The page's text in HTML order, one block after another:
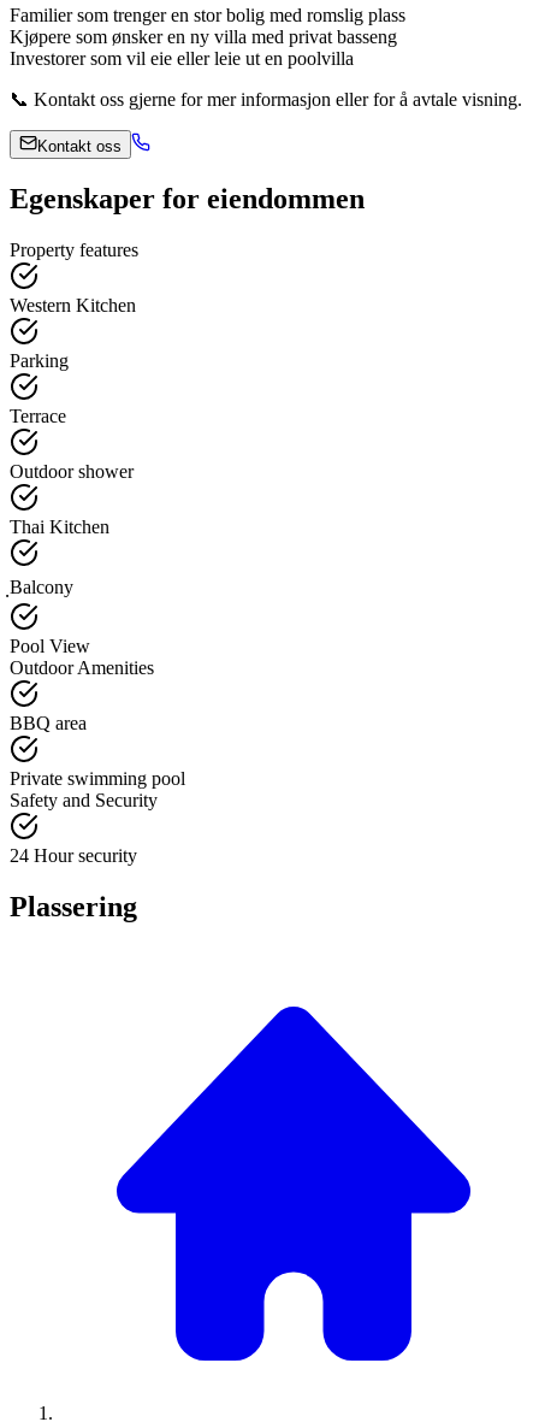
Familier som trenger en stor bolig med romslig plass
Kjøpere som ønsker en ny villa med privat basseng
Investorer som vil eie eller leie ut en poolvilla
📞 Kontakt oss gjerne for mer informasjon eller for å avtale visning.
Kontakt oss
Egenskaper for eiendommen
Property features
Western Kitchen
Parking
Terrace
Outdoor shower
Thai Kitchen
ฺBalcony
Pool View
Outdoor Amenities
BBQ area
Private swimming pool
Safety and Security
24 Hour security
Plassering